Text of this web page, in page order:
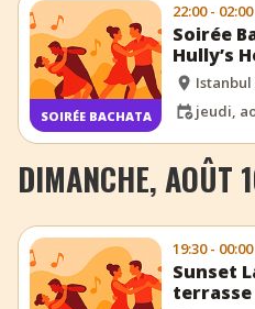
SOIRÉE BACHATA
22:00 - 02:00
Soirée
Hully’s
Istanbul
jeudi,
DIMANCHE, AOÛT
19:30 - 00:00
Sunset
terrasse